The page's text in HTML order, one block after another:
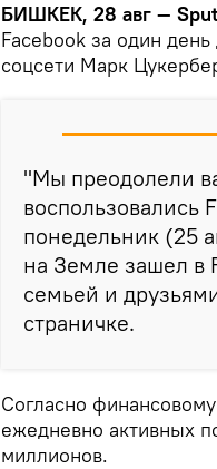
БИШКЕК, 28 авг —
Facebook за один
соцсети Марк
"Мы преодолели
воспользовались
понедельник (25
на Земле зашел в
семьей и
страничке.
Согласно
ежедневно активных
миллионов.